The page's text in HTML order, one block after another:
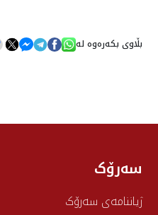
بڵاوی بکەرەوە لە
سەرۆک
ژیاننامەی سەرۆک